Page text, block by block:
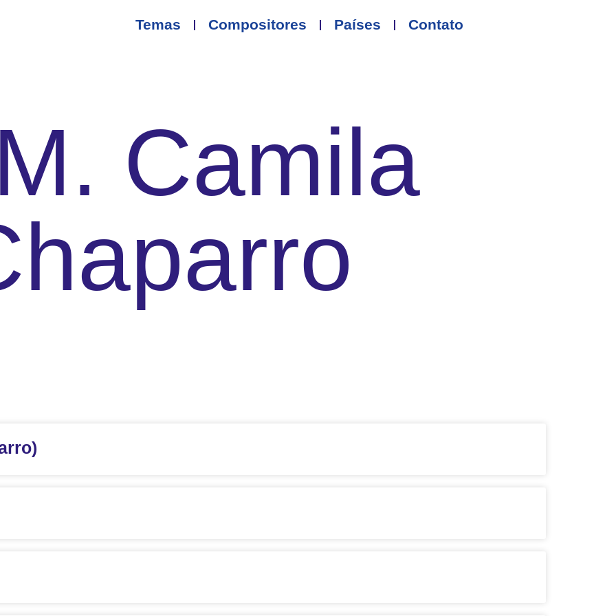
Temas Compositores Países Contato
Camila